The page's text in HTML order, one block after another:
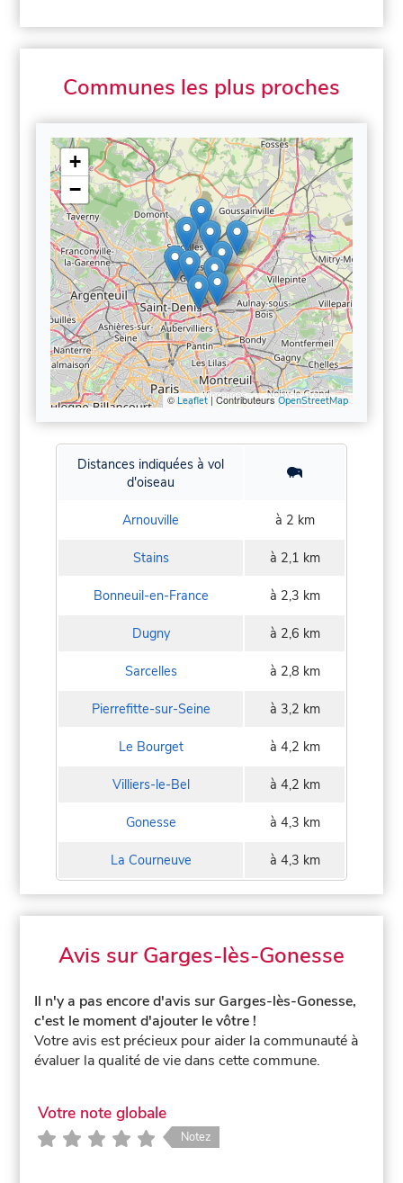
Communes les plus proches
+
−
©Leaflet| ContributeursOpenStreetMap
Distances indiquées à vol
d'oiseau
Arnouville à 2 km
Stains à 2,1 km
Bonneuil-en-France à 2,3 km
Dugny à 2,6 km
Sarcelles à 2,8 km
Pierrefitte-sur-Seine à 3,2 km
Le Bourget à 4,2 km
Villiers-le-Bel à 4,2 km
Gonesse à 4,3 km
La Courneuve à 4,3 km
Avis sur Garges-lès-Gonesse
Il n'y a pas encore d'avis sur Garges-lès-Gonesse,
c'est le moment d'ajouter le vôtre !
Votre avis est précieux pour aider la communauté à
évaluer la qualité de vie dans cette commune.
Votre note globale
Notez